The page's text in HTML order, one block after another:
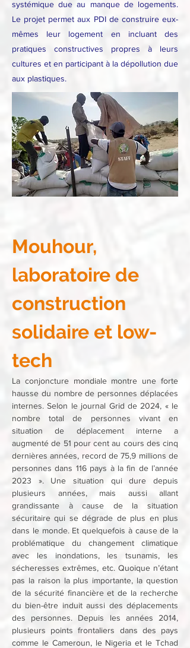
systémique due au manque de logements.
Le projet permet aux PDI de construire eux-
mêmes leur logement en incluant des
pratiques constructives propres à leurs
cultures et en participant à la dépollution due
aux plastiques.
Mouhour,
laboratoire de
construction
solidaire et low-
tech
La conjoncture mondiale montre une forte
hausse du nombre de personnes déplacées
internes. Selon le journal Grid de 2024, « le
nombre total de personnes vivant en
situation de déplacement interne a
augmenté de 51 pour cent au cours des cinq
dernières années, record de 75,9 millions de
personnes dans 116 pays à la fin de l’année
2023 ». Une situation qui dure depuis
plusieurs années, mais aussi allant
grandissante à cause de la situation
sécuritaire qui se dégrade de plus en plus
dans le monde. Et quelquefois à cause de la
problématique du changement climatique
avec les inondations, les tsunamis, les
sécheresses extrêmes, etc. Quoique n’étant
pas la raison la plus importante, la question
de la sécurité financière et de la recherche
du bien-être induit aussi des déplacements
des personnes. Depuis les années 2014,
plusieurs points frontaliers dans des pays
comme le Cameroun, le Nigeria et le Tchad